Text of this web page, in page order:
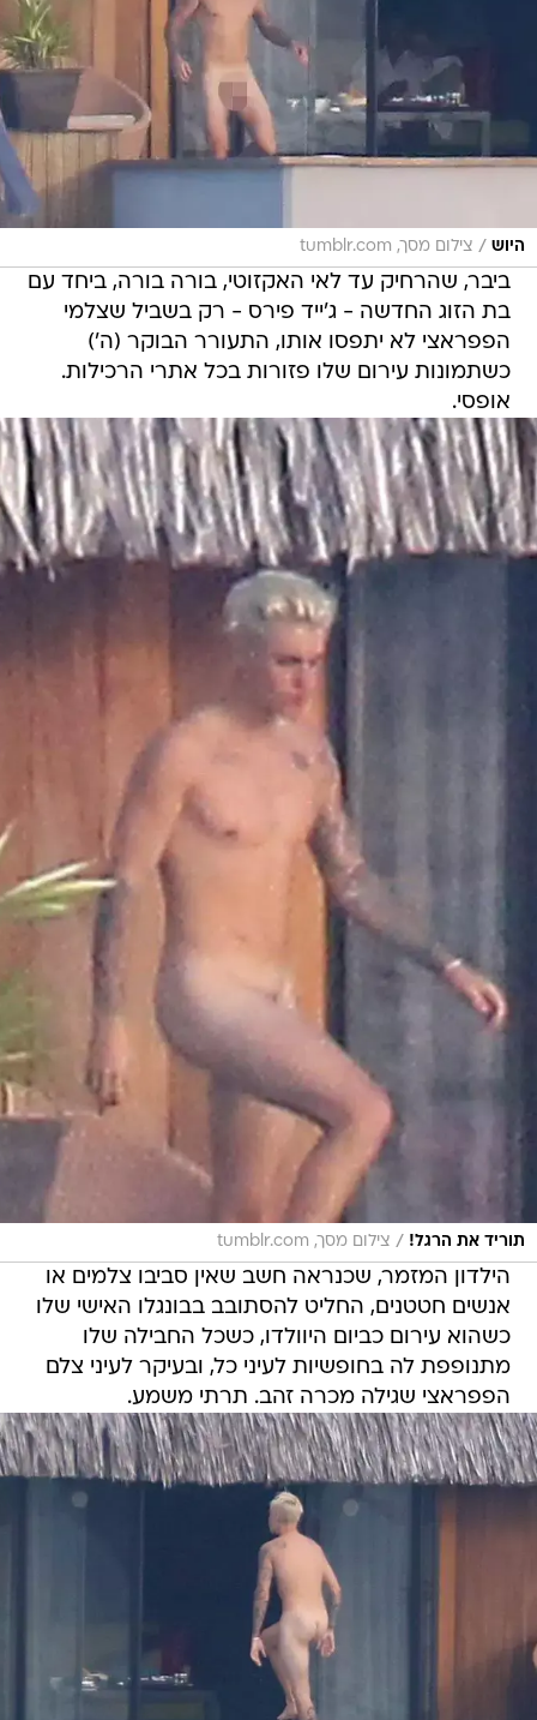
היוש / צילום מסך, tumblr.com
ביבר, שהרחיק עד לאי האקזוטי, בורה בורה, ביחד עם
בת הזוג החדשה - ג'ייד פירס - רק בשביל שצלמי
הפפראצי לא יתפסו אותו, התעורר הבוקר (ה')
כשתמונות עירום שלו פזורות בכל אתרי הרכילות.
אופסי.
תוריד את הרגל! / צילום מסך, tumblr.com
הילדון המזמר, שכנראה חשב שאין סביבו צלמים או
אנשים חטטנים, החליט להסתובב בבונגלו האישי שלו
כשהוא עירום כביום היוולדו, כשכל החבילה שלו
מתנופפת לה בחופשיות לעיני כל, ובעיקר לעיני צלם
הפפראצי שגילה מכרה זהב. תרתי משמע.